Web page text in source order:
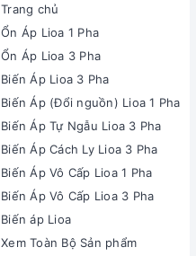
Trang chủ
Ổn Áp Lioa 1 Pha
Ổn Áp Lioa 3 Pha
Biến Áp Lioa 3 Pha
Biến Áp (Đổi nguồn) Lioa 1 Pha
Biến Áp Tự Ngẫu Lioa 3 Pha
Biến Áp Cách Ly Lioa 3 Pha
Biến Áp Vô Cấp Lioa 1 Pha
Biến Áp Vô Cấp Lioa 3 Pha
Biến áp Lioa
Xem Toàn Bộ Sản phẩm